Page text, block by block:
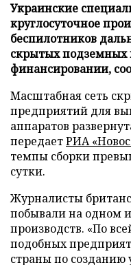
Украинские
круглосуточное
беспилотников
скрытых
финансировании,
Масштабная сеть
предприятий для
аппаратов
передаетРИА
темпы сборки
сутки.
Журналисты
побывали на одном
производств. «По
подобных
страны по созданию